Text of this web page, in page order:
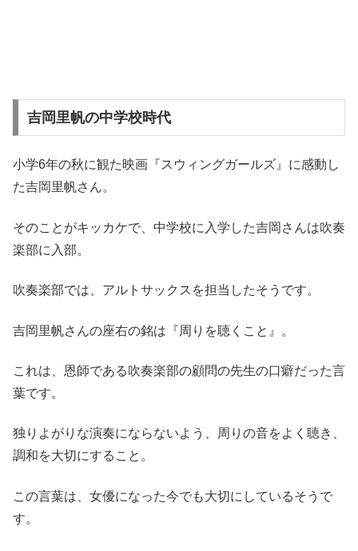
吉岡里帆の中学校時代
小学6年の秋に観た映画『スウィングガールズ』に感動し
た吉岡里帆さん。
そのことがキッカケで、中学校に入学した吉岡さんは吹奏
楽部に入部。
吹奏楽部では、アルトサックスを担当したそうです。
吉岡里帆さんの座右の銘は『周りを聴くこと』。
これは、恩師である吹奏楽部の顧問の先生の口癖だった言
葉です。
独りよがりな演奏にならないよう、周りの音をよく聴き、
調和を大切にすること。
この言葉は、女優になった今でも大切にしているそうで
す。